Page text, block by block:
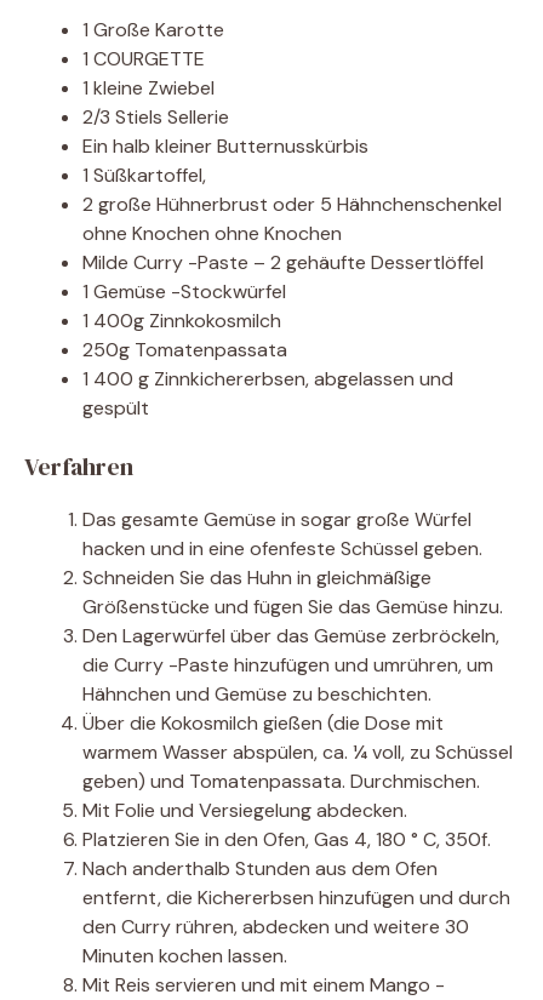
1 Große Karotte
1 COURGETTE
1 kleine Zwiebel
2/3 Stiels Sellerie
Ein halb kleiner Butternusskürbis
1 Süßkartoffel,
2 große Hühnerbrust oder 5 Hähnchenschenkel
ohne Knochen ohne Knochen
Milde Curry -Paste – 2 gehäufte Dessertlöffel
1 Gemüse -Stockwürfel
1 400g Zinnkokosmilch
250g Tomatenpassata
1 400 g Zinnkichererbsen, abgelassen und
gespült
Verfahren
Das gesamte Gemüse in sogar große Würfel
hacken und in eine ofenfeste Schüssel geben.
Schneiden Sie das Huhn in gleichmäßige
Größenstücke und fügen Sie das Gemüse hinzu.
Den Lagerwürfel über das Gemüse zerbröckeln,
die Curry -Paste hinzufügen und umrühren, um
Hähnchen und Gemüse zu beschichten.
Über die Kokosmilch gießen (die Dose mit
warmem Wasser abspülen, ca. ¼ voll, zu Schüssel
geben) und Tomatenpassata. Durchmischen.
Mit Folie und Versiegelung abdecken.
Platzieren Sie in den Ofen, Gas 4, 180 ° C, 350f.
Nach anderthalb Stunden aus dem Ofen
entfernt, die Kichererbsen hinzufügen und durch
den Curry rühren, abdecken und weitere 30
Minuten kochen lassen.
Mit Reis servieren und mit einem Mango -